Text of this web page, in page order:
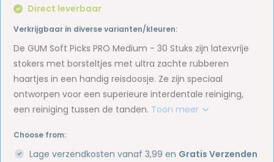
Direct leverbaar
Verkrijgbaar in diverse varianten/kleuren:
De GUM Soft Picks PRO Medium - 30 Stuks zijn latexvrije
stokers met borsteltjes met ultra zachte rubberen
haartjes in een handig reisdoosje. Ze zijn speciaal
ontworpen voor een superieure interdentale reiniging,
een reiniging tussen de tanden. Toon meer
Choose from:
Lage verzendkosten vanaf 3,99 en Gratis Verzenden